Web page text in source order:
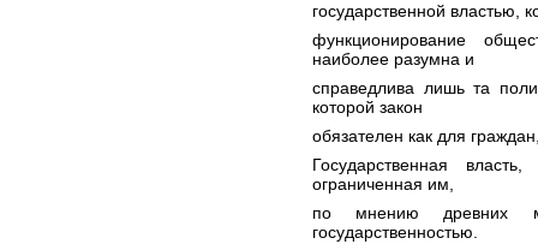
государственной властью,
функционирование
наиболее разумна и
справедлива лишь та
которой закон
обязателен как для
Государственная
ограниченная им,
по мнению древних
государственностью.